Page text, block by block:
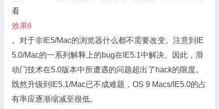
看
效果6
。对于非IE5/Mac的浏览器什么都不需要改变。注意到IE
5.0/Mac的一系列解释上的bug在IE5.1中解决。因此，滑
动门技术在5.0版本中所遭遇的问题超出了hack的限度。
既然升级到IE5.1/Mac已不成难题，OS 9 Macs/IE5.0的占
有率应逐渐缩减至很低。